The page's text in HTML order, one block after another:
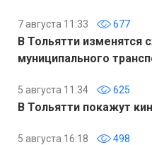
7 августа 11:33 677
В Тольятти изменятся
муниципального
5 августа 11:34 625
В Тольятти покажут
5 августа 16:18 498